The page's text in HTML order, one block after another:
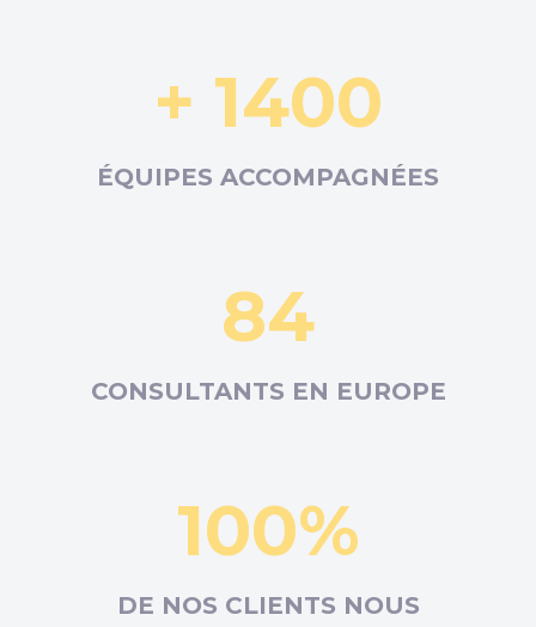
+ 1400
ÉQUIPES ACCOMPAGNÉES
84
CONSULTANTS EN EUROPE
100%
DE NOS CLIENTS NOUS